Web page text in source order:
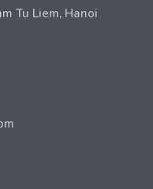
Tu Liem, Hanoi